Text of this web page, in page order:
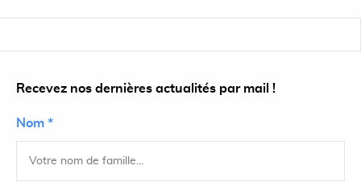
Recevez nos dernières actualités par mail !
Nom *